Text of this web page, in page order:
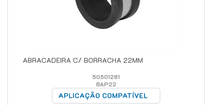
ABRACADEIRA C/ BORRACHA 22MM
50501281
BAP22
APLICAÇÃO COMPATÍVEL